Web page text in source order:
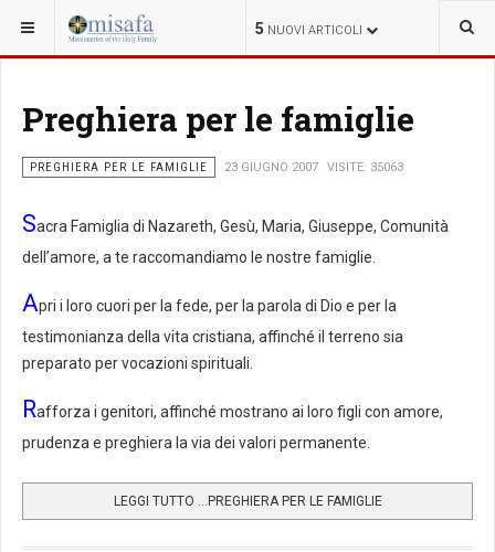
5 NUOVI ARTICOLI
SEI QUI: FAMIGLIA
Preghiera per le famiglie
PREGHIERA PER LE FAMIGLIE 23 GIUGNO 2007 VISITE: 35063
Sacra Famiglia di Nazareth, Gesù, Maria, Giuseppe, Comunità
dell’amore, a te raccomandiamo le nostre famiglie.
Apri i loro cuori per la fede, per la parola di Dio e per la
testimonianza della vita cristiana, affinché il terreno sia
preparato per vocazioni spirituali.
Rafforza i genitori, affinché mostrano ai loro figli con amore,
prudenza e preghiera la via dei valori permanente.
LEGGI TUTTO …PREGHIERA PER LE FAMIGLIE